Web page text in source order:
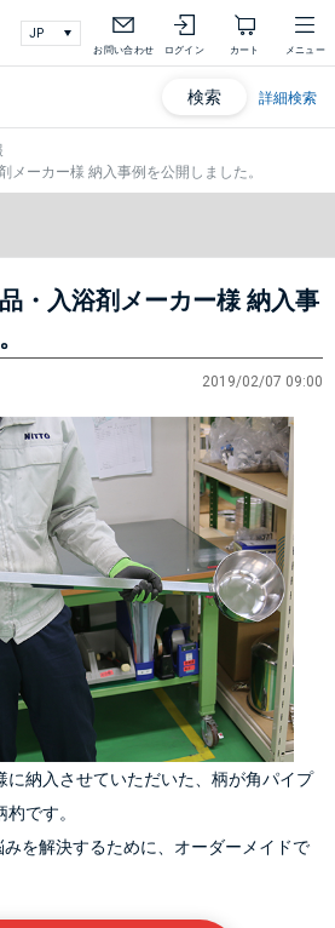
お問い合わせ ログイン カート メニュー
検索 詳細検索
メーカー様 納入事例を公開しました。
・入浴剤メーカー様 納入事
2019/02/07 09:00
に納入させていただいた、柄が角パイプ
です。